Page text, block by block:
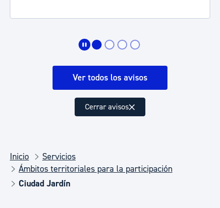
Ver todos los avisos
Cerrar avisos
Inicio
Servicios
Ámbitos territoriales para la participación
Ciudad Jardín